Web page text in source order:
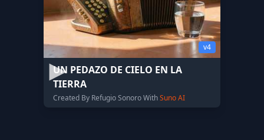
v4
UN PEDAZO DE CIELO EN LA
TIERRA
Created By Refugio Sonoro WithSuno AI